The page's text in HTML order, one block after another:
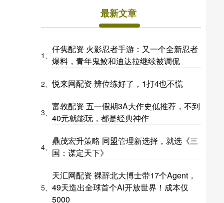
最新文章
1、
仟隽配资 火影忍者手游：又一个全新忍者
爆料，青年鬼鲛和迪达拉继续被调侃
2、悦来网配资 辨位练好了，1打4也不慌
3、
富敦配资 五一假期3A大作史低推荐，不到
40元就能玩，都是经典神作
4、
鼎茂宏升策略 同盟管理新选择，就选《三
国：谋定天下》
5、
天汇网配资 裸辞北大博士带17个Agent，
49天造出全球首个AI开放世界！成本仅
5000